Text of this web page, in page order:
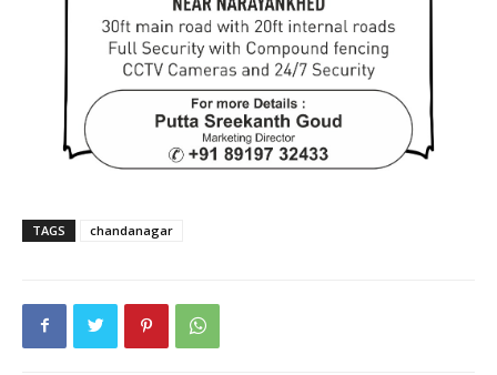
TAGS chandanagar